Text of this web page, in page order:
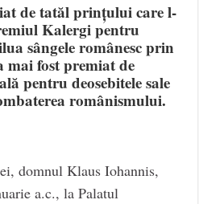
de tatăl prințului care l-
Kalergi pentru
sângele românesc prin
fost premiat de
pentru deosebitele sale
românismului.
domnul Klaus Iohannis,
a.c., la Palatul